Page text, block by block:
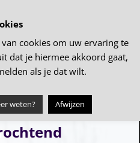
Kindermiddag
cookies om uw ervaring te
dat je hiermee akkoord gaat,
als je dat wilt.
weten? Afwijzen